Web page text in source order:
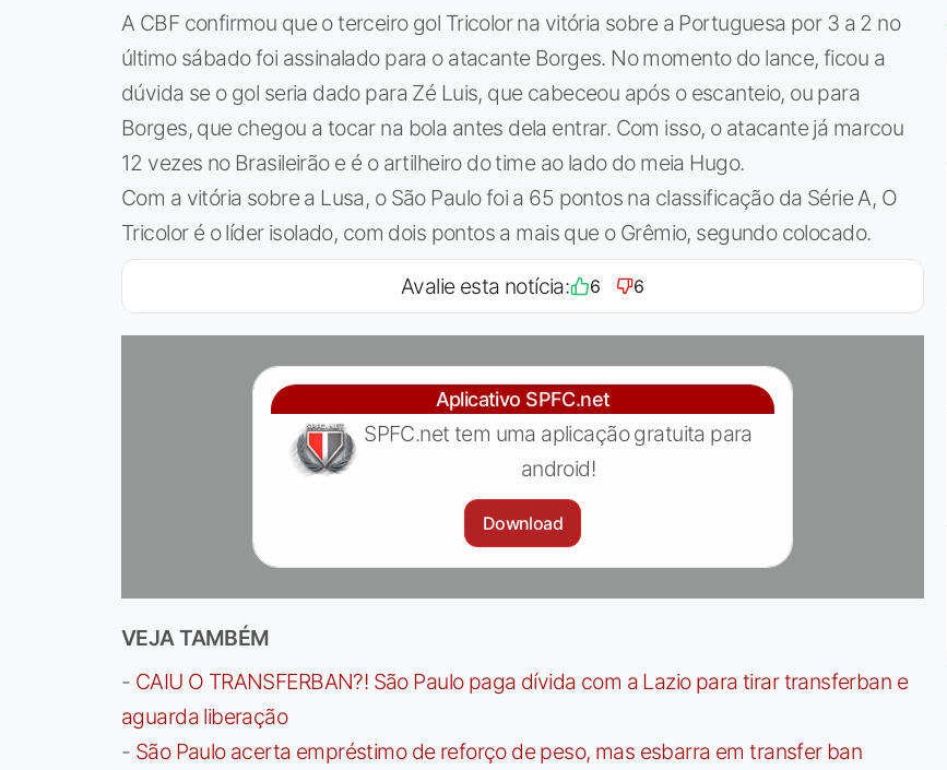
A CBF confirmou que o terceiro gol Tricolor na vitória sobre a Portuguesa por 3 a 2 no
último sábado foi assinalado para o atacante Borges. No momento do lance, ficou a
dúvida se o gol seria dado para Zé Luis, que cabeceou após o escanteio, ou para
Borges, que chegou a tocar na bola antes dela entrar. Com isso, o atacante já marcou
12 vezes no Brasileirão e é o artilheiro do time ao lado do meia Hugo.
Com a vitória sobre a Lusa, o São Paulo foi a 65 pontos na classificação da Série A, O
Tricolor é o líder isolado, com dois pontos a mais que o Grêmio, segundo colocado.
Avalie esta notícia: 6 6
Aplicativo SPFC.net
SPFC.net tem uma aplicação gratuita para
android!
Download
VEJA TAMBÉM
- CAIU O TRANSFERBAN?! São Paulo paga dívida com a Lazio para tirar transferban e
aguarda liberação
- São Paulo acerta empréstimo de reforço de peso, mas esbarra em transfer ban